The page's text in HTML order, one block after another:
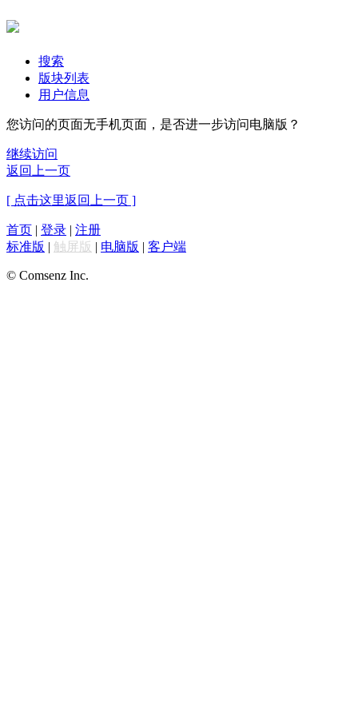
搜索
版块列表
用户信息
您访问的页面无手机页面，是否进一步访问电脑版？
继续访问
返回上一页
[ 点击这里返回上一页 ]
首页 | 登录 | 注册
标准版 | 触屏版 | 电脑版 | 客户端
© Comsenz Inc.